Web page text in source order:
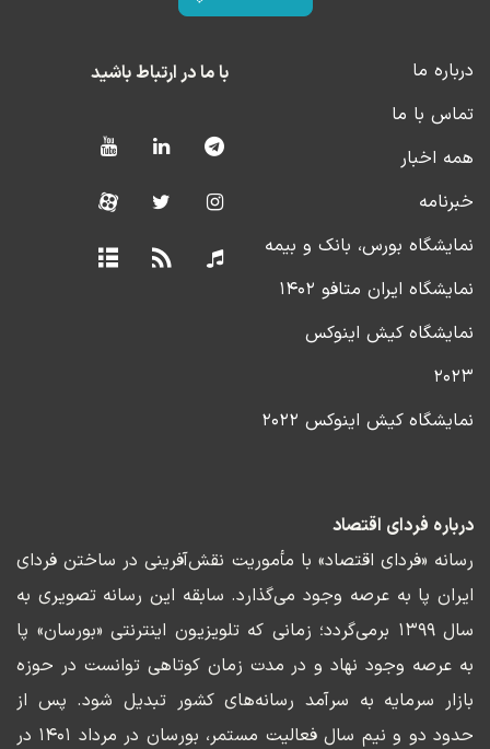
درباره ما
تماس با ما
همه اخبار
خبرنامه
نمایشگاه بورس، بانک و بیمه
نمایشگاه ایران متافو ۱۴۰۲
نمایشگاه کیش اینوکس
۲۰۲۳
نمایشگاه کیش اینوکس ۲۰۲۲
با ما در ارتباط باشید
درباره فردای اقتصاد
رسانه «فردای اقتصاد» با مأموریت نقش‌آفرینی در ساختن فردای
ایران پا به عرصه وجود می‌گذارد. سابقه این رسانه تصویری به
سال ۱۳۹۹ برمی‌گردد؛ زمانی که تلویزیون اینترنتی «بورسان» پا
به عرصه وجود نهاد و در مدت زمان کوتاهی توانست در حوزه
بازار سرمایه به سرآمد رسانه‌های کشور تبدیل شود. پس از
حدود دو و نیم سال فعالیت مستمر، بورسان در مرداد ۱۴۰۱ در